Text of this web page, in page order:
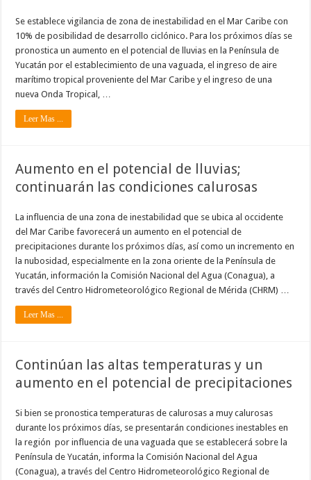
Se establece vigilancia de zona de inestabilidad en el Mar Caribe con
10% de posibilidad de desarrollo ciclónico. Para los próximos días se
pronostica un aumento en el potencial de lluvias en la Península de
Yucatán por el establecimiento de una vaguada, el ingreso de aire
marítimo tropical proveniente del Mar Caribe y el ingreso de una
nueva Onda Tropical, …
Leer Mas ...
Aumento en el potencial de lluvias;
continuarán las condiciones calurosas
La influencia de una zona de inestabilidad que se ubica al occidente
del Mar Caribe favorecerá un aumento en el potencial de
precipitaciones durante los próximos días, así como un incremento en
la nubosidad, especialmente en la zona oriente de la Península de
Yucatán, información la Comisión Nacional del Agua (Conagua), a
través del Centro Hidrometeorológico Regional de Mérida (CHRM) …
Leer Mas ...
Continúan las altas temperaturas y un
aumento en el potencial de precipitaciones
Si bien se pronostica temperaturas de calurosas a muy calurosas
durante los próximos días, se presentarán condiciones inestables en
la región por influencia de una vaguada que se establecerá sobre la
Península de Yucatán, informa la Comisión Nacional del Agua
(Conagua), a través del Centro Hidrometeorológico Regional de